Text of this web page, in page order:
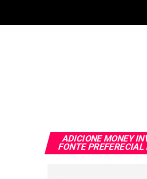
ADICIONE MONEY
FONTE PREFERECIAL